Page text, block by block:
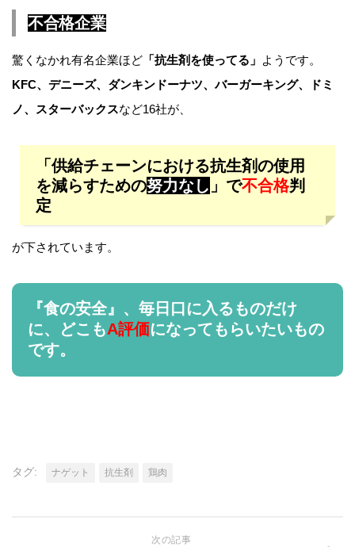
不合格企業
驚くなかれ有名企業ほど 「抗生剤を使ってる」 ようです。
KFC、デニーズ、ダンキンドーナツ、バーガーキング、ドミ
ノ、スターバックスなど16社が、
「供給チェーンにおける抗生剤の使用
を減らすための努力なし 」で不合格判
定
が下されています。
『食の安全』、毎日口に入るものだけ
に、どこもA評価になってもらいたいもの
です。
タグ: ナゲット 抗生剤 鶏肉
次の記事